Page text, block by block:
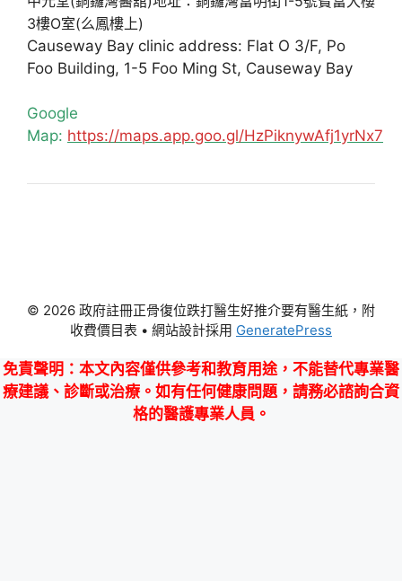
3樓O室(么鳳樓上)
Causeway Bay clinic address: Flat O 3/F, Po
Foo Building, 1-5 Foo Ming St, Causeway Bay
Google
Map: https://maps.app.goo.gl/HzPiknywAfj1yrNx7
© 2026 政府註冊正骨復位跌打醫生好推介要有醫生紙，附
收費價目表 • 網站設計採用 GeneratePress
免責聲明 ：本文內容僅供參考和教育用途，不能替代專業醫
療建議、診斷或治療。如有任何健康問題，請務必諮詢合資
格的醫護專業人員。